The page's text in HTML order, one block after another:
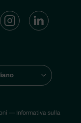
— Informativa sulla